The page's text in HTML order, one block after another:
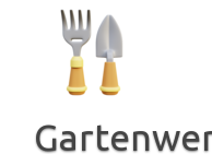
Inhalt
springen